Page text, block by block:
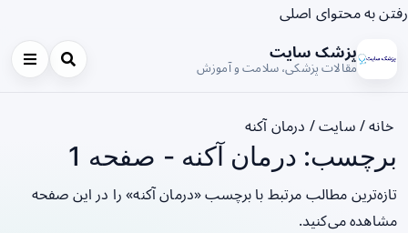
رفتن به محتوای اصلی
پزشک سایت
مقالات پزشکی، سلامت و آموزش
خانه/ سایت/ درمان آکنه
برچسب: درمان آکنه - صفحه 1
تازه‌ترین مطالب مرتبط با برچسب «درمان آکنه» را در این صفحه
مشاهده می‌کنید.